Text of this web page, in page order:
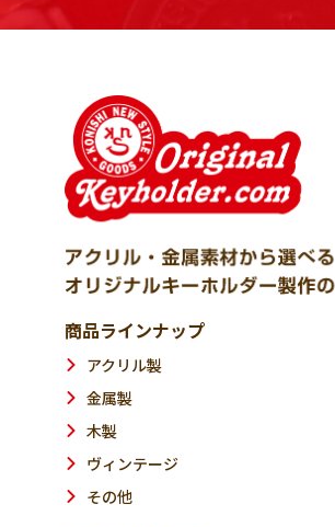
商品ラインナップ
アクリル製
金属製
木製
ヴィンテージ
その他